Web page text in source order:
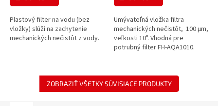
Plastový filter na vodu (bez
vložky) slúži na zachytenie
mechanických nečistôt z vody.
Umývateľná vložka filtra
mechanických nečistôt, 100 μm,
veľkosti 10". Vhodná pre
potrubný filter FH-AQA1010.
ZOBRAZIŤ VŠETKY SÚVISIACE PRODUKTY